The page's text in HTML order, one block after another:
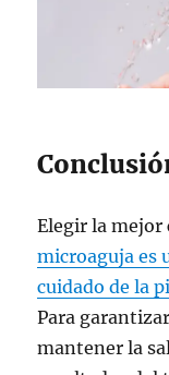
Elegir la mejor
microaguja es
cuidado de la
Para
mantener la